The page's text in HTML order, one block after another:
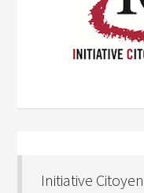
Initiative